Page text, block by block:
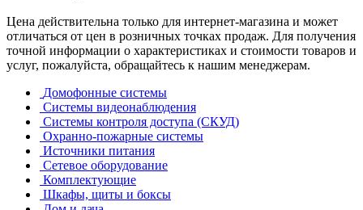
Цена действительна только для интернет-магазина и может
отличаться от цен в розничных точках продаж. Для получения
точной информации о характеристиках и стоимости товаров и
услуг, пожалуйста, обращайтесь к нашим менеджерам.
Домофонные системы
Системы видеонаблюдения
Системы контроля доступа (СКУД)
Охранно-пожарные системы
Источники питания
Сетевое оборудование
Комплектующие
Шкафы, щиты и боксы